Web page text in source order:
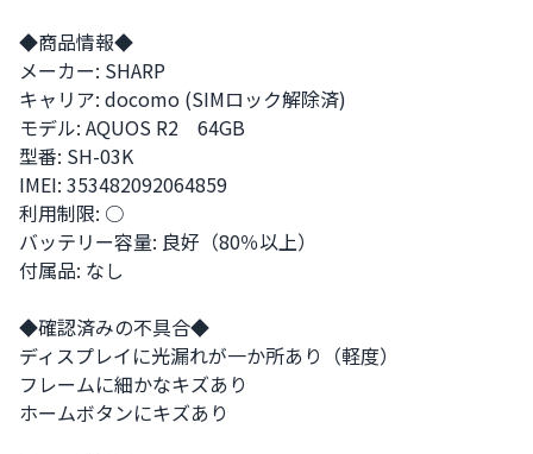
◆商品情報◆
メーカー: SHARP
キャリア: docomo (SIMロック解除済)
モデル: AQUOS R2　64GB
型番: SH-03K
IMEI: 353482092064859
利用制限: ○
バッテリー容量: 良好（80％以上）
付属品: なし
◆確認済みの不具合◆
ディスプレイに光漏れが一か所あり（軽度）
フレームに細かなキズあり
ホームボタンにキズあり